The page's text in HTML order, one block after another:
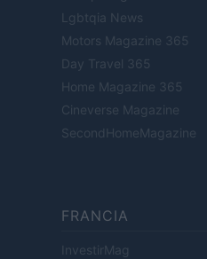
Lgbtqia News
Motors Magazine 365
Day Travel 365
Home Magazine 365
Cineverse Magazine
SecondHomeMagazine
FRANCIA
InvestirMag